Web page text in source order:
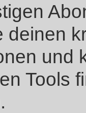
deinen
und
Tools